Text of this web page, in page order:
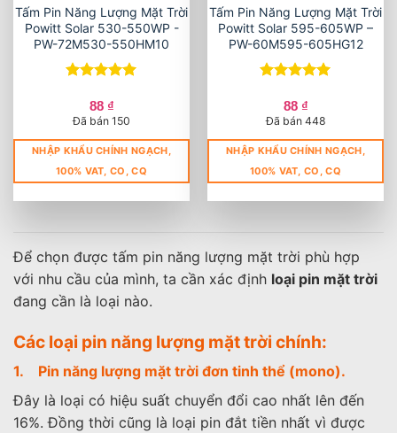
Tấm Pin Năng Lượng Mặt Trời
Powitt Solar 530-550WP -
PW-72M530-550HM10
hạng5 5
sao
88 ₫
Đã bán 150
NHẬP KHẨU CHÍNH NGẠCH,
100% VAT, CO, CQ
Tấm Pin Năng Lượng Mặt Trời
Powitt Solar 595-605WP –
PW-60M595-605HG12
hạng5 5
sao
88 ₫
Đã bán 448
NHẬP KHẨU CHÍNH NGẠCH,
100% VAT, CO, CQ
Để chọn được tấm pin năng lượng mặt trời phù hợp
với nhu cầu của mình, ta cần xác định loại pin mặt trời
đang cần là loại nào.
Các loại pin năng lượng mặt trời chính:
1. Pin năng lượng mặt trời đơn tinh thể (mono).
Đây là loại có hiệu suất chuyển đổi cao nhất lên đến
16%. Đồng thời cũng là loại pin đắt tiền nhất vì được